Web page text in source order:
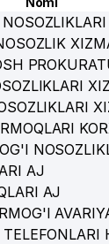
AJ
AJ